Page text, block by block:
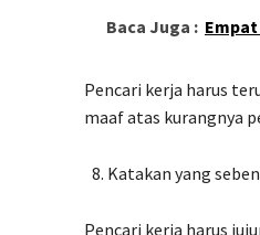
Baca Juga :
Pencari kerja harus
maaf atas kurangnya
Katakan yang
Pencari kerja harus